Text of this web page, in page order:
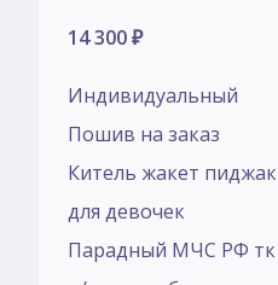
14 300₽
Индивидуальный
Пошив на заказ
Китель жакет пиджак
для девочек
Парадный МЧС РФ тк